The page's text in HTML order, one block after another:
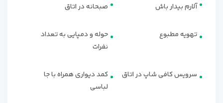
امکانات رفاهی و تفریحی هتل وایت
سیلز رزیدنتال باتومی | استخر، سالن
آلارم بیدار باش صبحانه در اتاق
تهویه مطبوع
حوله و دمپایی به تعداد
نفرات
سرویس کافی شاپ در اتاق
کمد دیواری همراه با جا
لباسی